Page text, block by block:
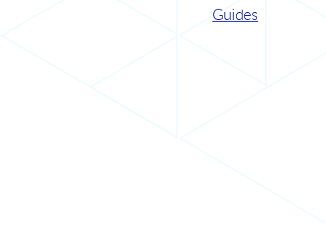
Guides